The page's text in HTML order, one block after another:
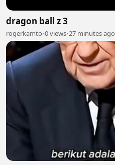
dragon ball z 3
rogerkamto•0 views•27 minutes ago